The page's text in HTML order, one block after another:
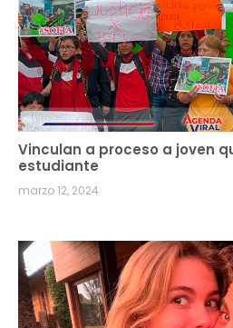
Vinculan a proceso a joven
estudiante
marzo 12, 2024